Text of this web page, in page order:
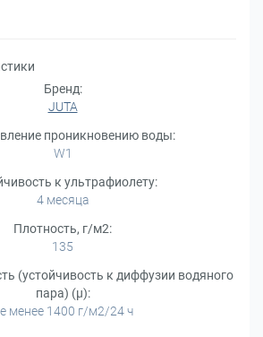
Бренд:
JUTA
проникновению воды:
W1
к ультрафиолету:
4 месяца
Плотность, г/м2:
135
(устойчивость к диффузии водяного
пара) (μ):
менее 1400 г/м2/24 ч